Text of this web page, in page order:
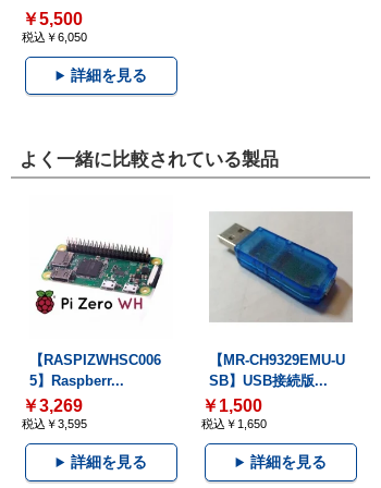
￥5,500
税込￥6,050
詳細を見る
よく一緒に比較されている製品
【RASPIZWHSC006
5】Raspberr...
￥3,269
税込￥3,595
詳細を見る
【MR-CH9329EMU-U
SB】USB接続版...
￥1,500
税込￥1,650
詳細を見る